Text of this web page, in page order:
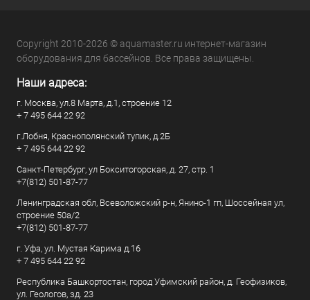
Copyright 2010-2026 © aquamaster.ru интернет-магазин
оборудования для бассейнов. Все права защищены.
Наши адреса:
г. Москва, ул.8 Марта, д.1, строение 12
+ 7 495 644 22 92
г.Лобня, Краснополянский тупик, д.2Б
+ 7 495 644 22 92
Санкт-Петербург, ул Бокситогорская, д. 27, стр. 1
+7(812) 501-87-77
Ленинградская обл, Всеволожский р-н, Янино-1 гп, Шоссейная ул,
строение 50а/2
+7(812) 501-87-77
г. Уфа, ул. Мустая Карима д.16
+ 7 495 644 22 92
Республика Башкортостан, город Уфимский район, д. Геофизиков,
ул. Геологов, зд. 23